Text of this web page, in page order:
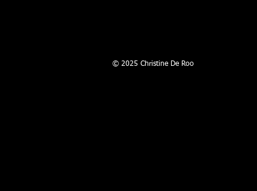
© 2025 Christine De Roo